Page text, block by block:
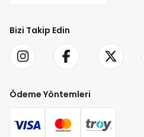
Bizi Takip Edin
Ödeme Yöntemleri